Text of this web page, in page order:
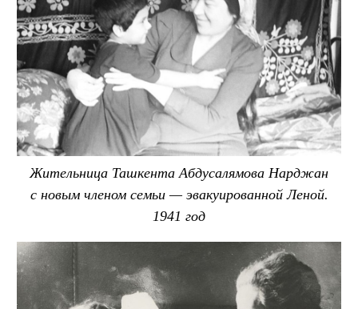
Жительница Ташкента Абдусалямова Нарджан
с новым членом семьи — эвакуированной Леной.
1941 год